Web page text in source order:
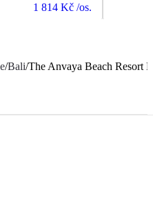
1 814 Kč /os.
/Bali/The Anvaya Beach Resort